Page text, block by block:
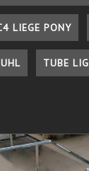
LIEGE PONY
TUBE